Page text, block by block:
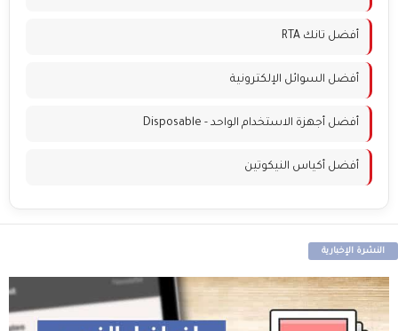
أفضل تانك RTA
أفضل السوائل الإلكترونية
أفضل أجهزة الاستخدام الواحد - Disposable
أفضل أكياس النيكوتين
النشرة الإخبارية